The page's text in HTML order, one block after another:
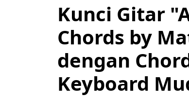
Kunci Gitar
Chords by
dengan
Keyboard